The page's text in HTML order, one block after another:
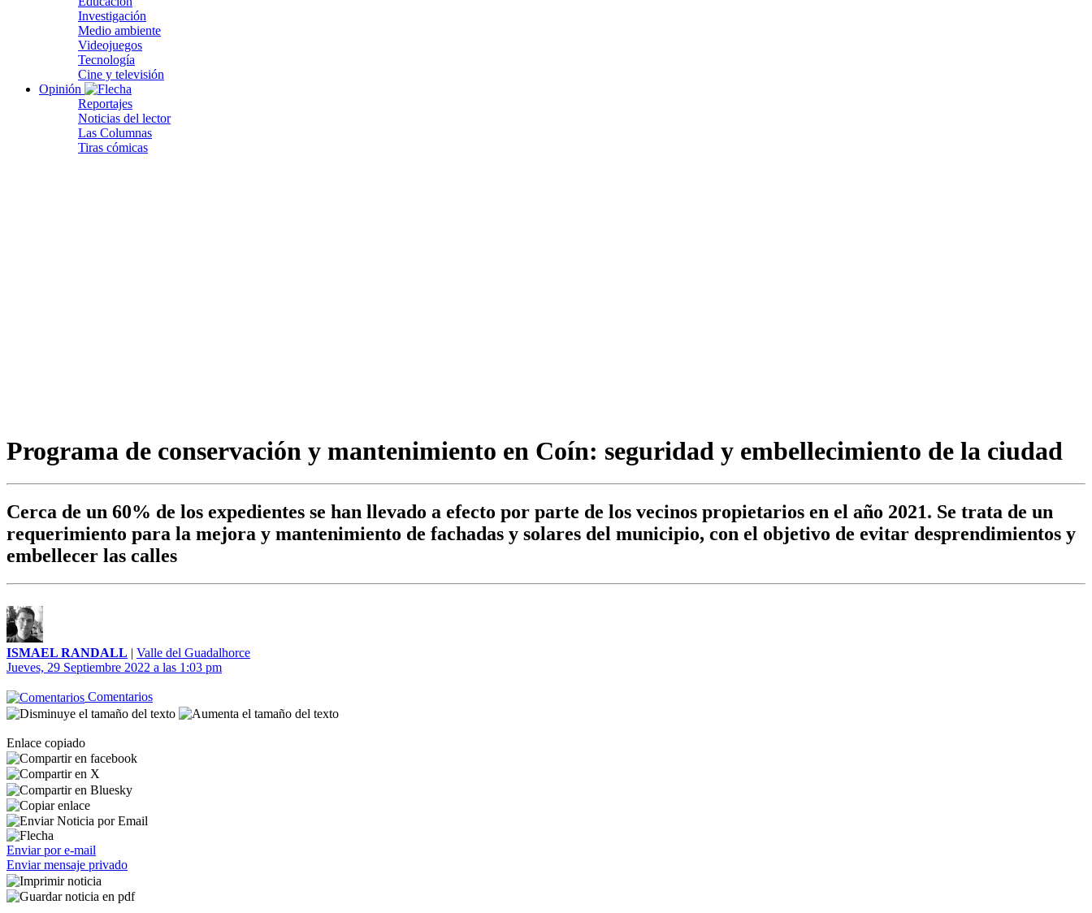
Investigación
Medio ambiente
Videojuegos
Tecnología
Cine y televisión
Opinión
Reportajes
Noticias del lector
Las Columnas
Tiras cómicas
Programa de conservación y mantenimiento en Coín: seguridad y embellecimiento de la ciudad
Cerca de un 60% de los expedientes se han llevado a efecto por parte de los vecinos propietarios en el año 2021. Se trata de un
requerimiento para la mejora y mantenimiento de fachadas y solares del municipio, con el objetivo de evitar desprendimientos y
embellecer las calles
ISMAEL RANDALL | Valle del Guadalhorce
Jueves, 29 Septiembre 2022 a las 1:03 pm
Comentarios
Enlace copiado
Enviar por e-mail
Enviar mensaje privado